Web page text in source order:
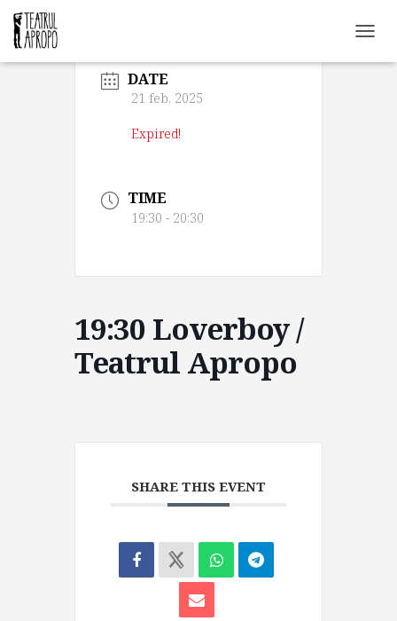
O
DATE
21 feb. 2025
Expired!
TIME
19:30 - 20:30
19:30 Loverboy /
Teatrul Apropo
SHARE THIS EVENT